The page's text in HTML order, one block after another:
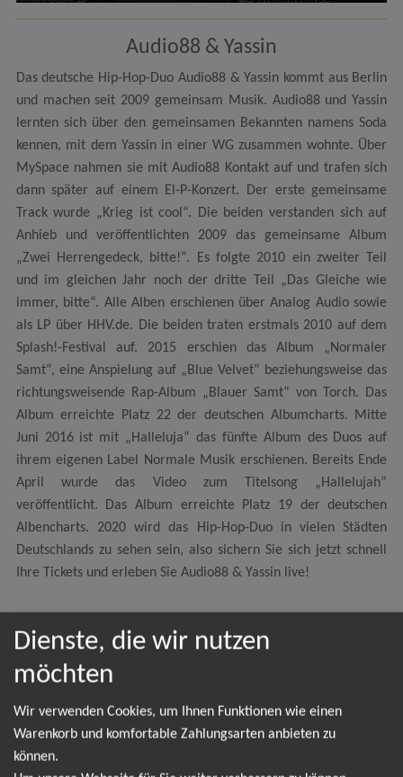
Audio88 & Yassin
Das deutsche Hip-Hop-Duo Audio88 & Yassin kommt aus Berlin
und machen seit 2009 gemeinsam Musik. Audio88 und Yassin
lernten sich über den gemeinsamen Bekannten namens Soda
kennen, mit dem Yassin in einer WG zusammen wohnte. Über
MySpace nahmen sie mit Audio88 Kontakt auf und trafen sich
dann später auf einem El-P-Konzert. Der erste gemeinsame
Track wurde „Krieg ist cool“. Die beiden verstanden sich auf
Anhieb und veröffentlichten 2009 das gemeinsame Album
„Zwei Herrengedeck, bitte!“. Es folgte 2010 ein zweiter Teil
und im gleichen Jahr noch der dritte Teil „Das Gleiche wie
immer, bitte“. Alle Alben erschienen über Analog Audio sowie
als LP über HHV.de. Die beiden traten erstmals 2010 auf dem
Splash!-Festival auf. 2015 erschien das Album „Normaler
Samt“, eine Anspielung auf „Blue Velvet“ beziehungsweise das
richtungsweisende Rap-Album „Blauer Samt“ von Torch. Das
Album erreichte Platz 22 der deutschen Albumcharts. Mitte
Juni 2016 ist mit „Halleluja“ das fünfte Album des Duos auf
ihrem eigenen Label Normale Musik erschienen. Bereits Ende
April wurde das Video zum Titelsong „Hallelujah“
veröffentlicht. Das Album erreichte Platz 19 der deutschen
Albencharts. 2020 wird das Hip-Hop-Duo in vielen Städten
Deutschlands zu sehen sein, also sichern Sie sich jetzt schnell
Ihre Tickets und erleben Sie Audio88 & Yassin live!
Leider gibt es aktuell von Audio88 & Yassin keine
Termine. Wir informieren dich jedoch gerne
Dienste, die wir nutzen
möchten
Wir verwenden Cookies, um Ihnen Funktionen wie einen
Warenkorb und komfortable Zahlungsarten anbieten zu
können.